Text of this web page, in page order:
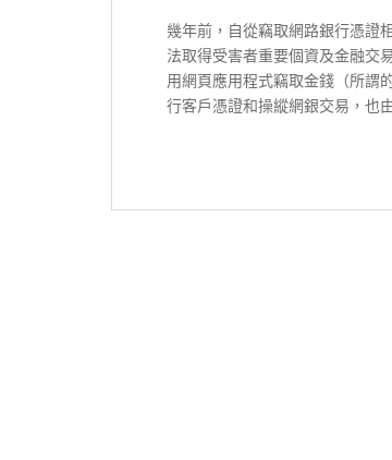
幾年前，自從竊取網路銀行憑證
法取得受害者重要個資及金融交
用網頁應用程式竊取金錢（所謂
行客戶憑證和操縱網銀交易，也